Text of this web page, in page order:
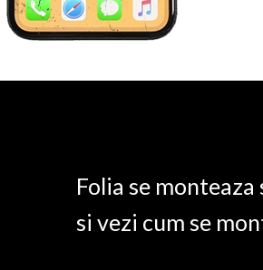
Folia se
si vezi cum se